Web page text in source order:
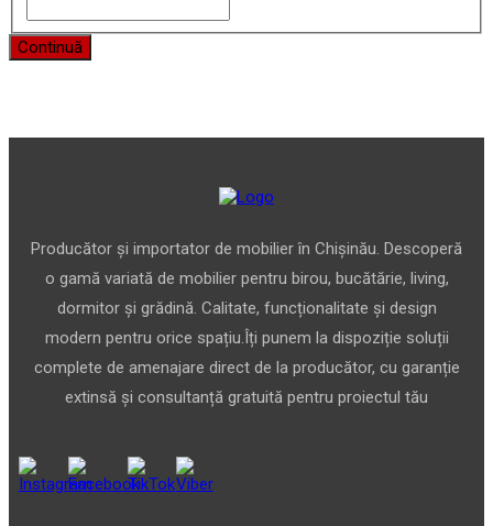
Continuă
Producător și importator de mobilier în Chișinău. Descoperă
o gamă variată de mobilier pentru birou, bucătărie, living,
dormitor și grădină. Calitate, funcționalitate și design
modern pentru orice spațiu.Îți punem la dispoziție soluții
complete de amenajare direct de la producător, cu garanție
extinsă și consultanță gratuită pentru proiectul tău